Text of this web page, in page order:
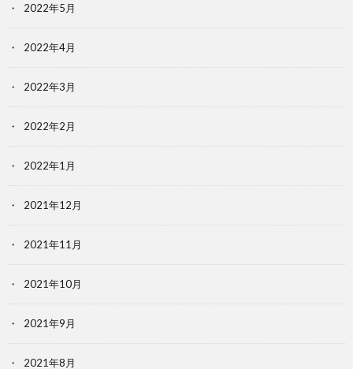
2022年5月
2022年4月
2022年3月
2022年2月
2022年1月
2021年12月
2021年11月
2021年10月
2021年9月
2021年8月